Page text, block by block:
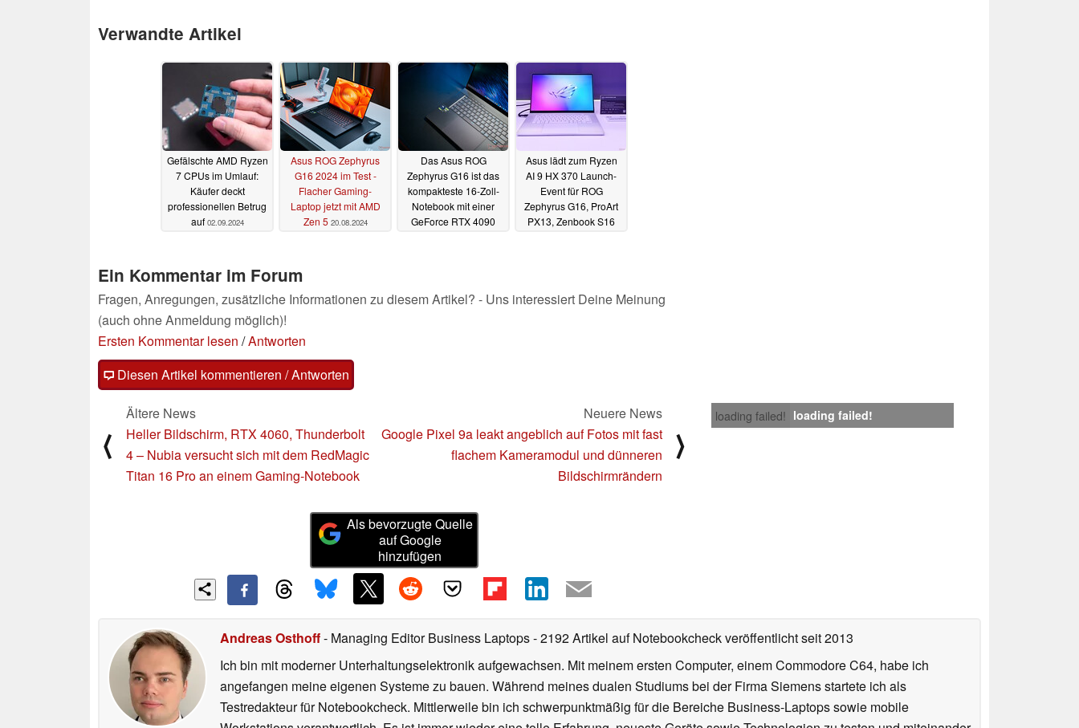
Verwandte Artikel
Gefälschte AMD Ryzen
7 CPUs im Umlauf:
Käufer deckt
professionellen Betrug
auf 02.09.2024
Asus ROG Zephyrus
G16 2024 im Test -
Flacher Gaming-
Laptop jetzt mit AMD
Zen 5 20.08.2024
Das Asus ROG
Zephyrus G16 ist das
kompakteste 16-Zoll-
Notebook mit einer
GeForce RTX 4090
Asus lädt zum Ryzen
AI 9 HX 370 Launch-
Event für ROG
Zephyrus G16, ProArt
PX13, Zenbook S16
Ein Kommentar im Forum
Fragen, Anregungen, zusätzliche Informationen zu diesem Artikel? - Uns interessiert Deine Meinung
(auch ohne Anmeldung möglich)!
Ersten Kommentar lesen /Antworten
Diesen Artikel kommentieren / Antworten
loading failed! loading failed!
⟨
Ältere News
Heller Bildschirm, RTX 4060, Thunderbolt
4 – Nubia versucht sich mit dem RedMagic
Titan 16 Pro an einem Gaming-Notebook
Neuere News
Google Pixel 9a leakt angeblich auf Fotos mit fast
flachem Kameramodul und dünneren
Bildschirmrändern
⟩
Als bevorzugte Quelle
auf Google
hinzufügen
Andreas Osthoff- Managing Editor Business Laptops- 2192 Artikel auf Notebookcheck veröffentlichtseit 2013
Ich bin mit moderner Unterhaltungselektronik aufgewachsen. Mit meinem ersten Computer, einem Commodore C64, habe ich
angefangen meine eigenen Systeme zu bauen. Während meines dualen Studiums bei der Firma Siemens startete ich als
Testredakteur für Notebookcheck. Mittlerweile bin ich schwerpunktmäßig für die Bereiche Business-Laptops sowie mobile